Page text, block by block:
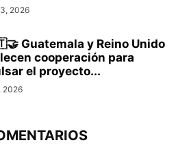
2026
Guatemala y Reino Unido
cooperación para
el proyecto...
2026